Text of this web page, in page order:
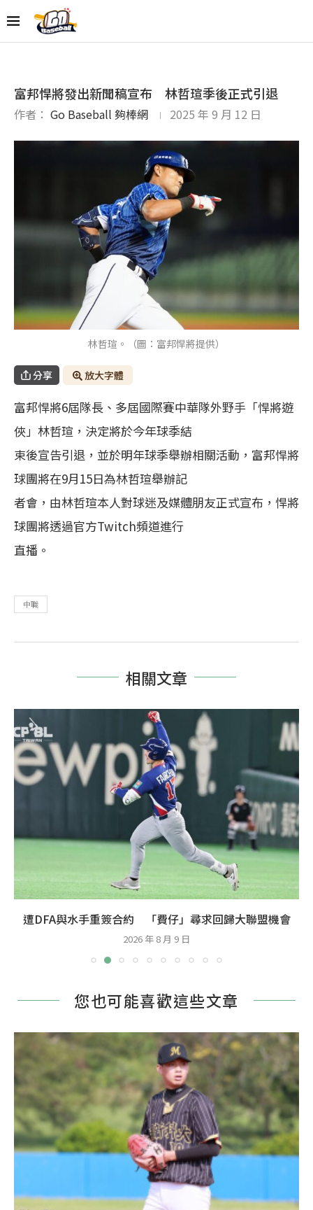
富邦悍將發出新聞稿宣布 林哲瑄季後正式引退
作者： Go Baseball 夠棒網 2025 年 9 月 12 日
林哲瑄。（圖：富邦悍將提供）
分享 放大字體
富邦悍將6屆隊長、多屆國際賽中華隊外野手「悍將遊
俠」林哲瑄，決定將於今年球季結
束後宣告引退，並於明年球季舉辦相關活動，富邦悍將
球團將在9月15日為林哲瑄舉辦記
者會，由林哲瑄本人對球迷及媒體朋友正式宣布，悍將
球團將透過官方Twitch頻道進行
直播。
中職
相關文章
遭DFA與水手重簽合約 「費仔」尋求回歸大聯盟機會
2026 年 8 月 9 日
您也可能喜歡這些文章